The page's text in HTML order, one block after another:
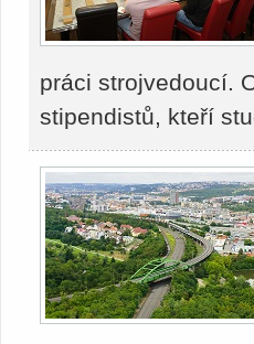
práci strojvedoucí.
stipendistů, kteří